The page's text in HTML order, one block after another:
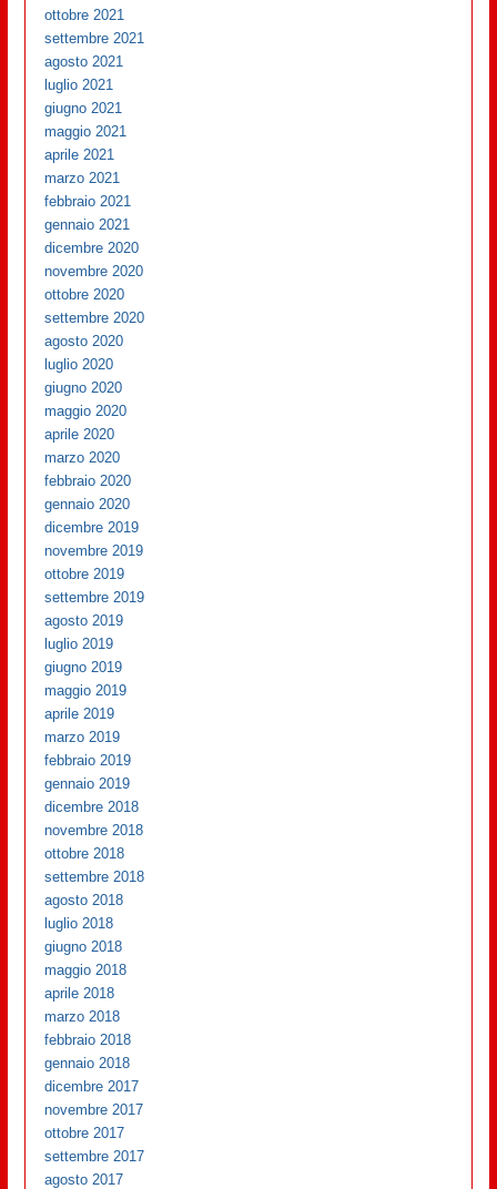
ottobre 2021
settembre 2021
agosto 2021
luglio 2021
giugno 2021
maggio 2021
aprile 2021
marzo 2021
febbraio 2021
gennaio 2021
dicembre 2020
novembre 2020
ottobre 2020
settembre 2020
agosto 2020
luglio 2020
giugno 2020
maggio 2020
aprile 2020
marzo 2020
febbraio 2020
gennaio 2020
dicembre 2019
novembre 2019
ottobre 2019
settembre 2019
agosto 2019
luglio 2019
giugno 2019
maggio 2019
aprile 2019
marzo 2019
febbraio 2019
gennaio 2019
dicembre 2018
novembre 2018
ottobre 2018
settembre 2018
agosto 2018
luglio 2018
giugno 2018
maggio 2018
aprile 2018
marzo 2018
febbraio 2018
gennaio 2018
dicembre 2017
novembre 2017
ottobre 2017
settembre 2017
agosto 2017